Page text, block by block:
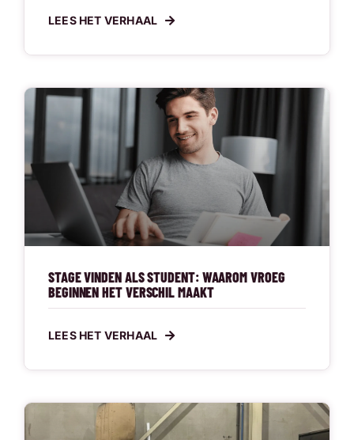
LEES HET VERHAAL
STAGE VINDEN ALS STUDENT: WAAROM VROEG
BEGINNEN HET VERSCHIL MAAKT
LEES HET VERHAAL